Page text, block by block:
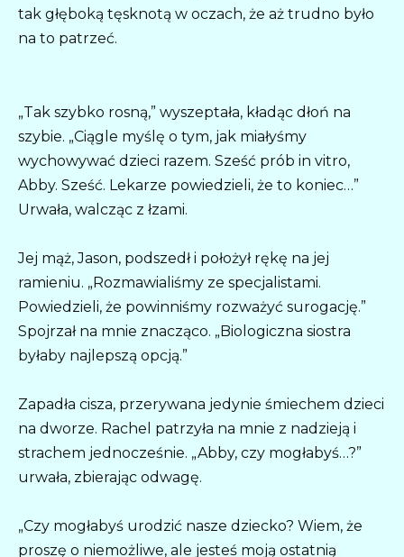
tak głęboką tęsknotą w oczach, że aż trudno było
na to patrzeć.
„Tak szybko rosną,” wyszeptała, kładąc dłoń na
szybie. „Ciągle myślę o tym, jak miałyśmy
wychowywać dzieci razem. Sześć prób in vitro,
Abby. Sześć. Lekarze powiedzieli, że to koniec…”
Urwała, walcząc z łzami.
Jej mąż, Jason, podszedł i położył rękę na jej
ramieniu. „Rozmawialiśmy ze specjalistami.
Powiedzieli, że powinniśmy rozważyć surogację.”
Spojrzał na mnie znacząco. „Biologiczna siostra
byłaby najlepszą opcją.”
Zapadła cisza, przerywana jedynie śmiechem dzieci
na dworze. Rachel patrzyła na mnie z nadzieją i
strachem jednocześnie. „Abby, czy mogłabyś…?”
urwała, zbierając odwagę.
„Czy mogłabyś urodzić nasze dziecko? Wiem, że
proszę o niemożliwe, ale jesteś moją ostatnią